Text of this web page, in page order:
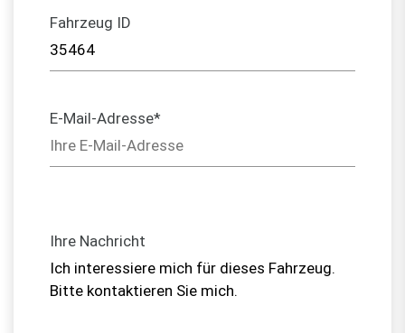
Fahrzeug ID
E-Mail-Adresse*
Ihre Nachricht